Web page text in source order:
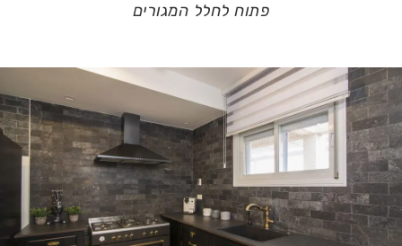
פתוח לחלל המגורים